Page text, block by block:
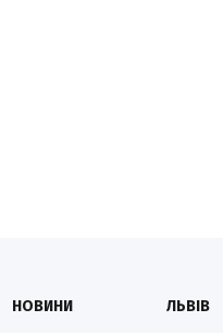
НОВИНИ
ЛЬВІВ